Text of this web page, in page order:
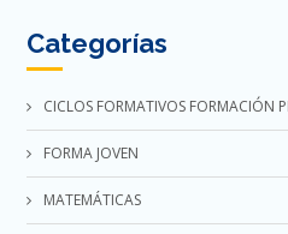
Categorías
CICLOS FORMATIVOS FORMACIÓN
FORMA JOVEN
MATEMÁTICAS